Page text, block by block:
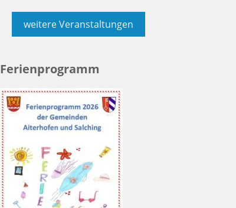
weitere Veranstaltungen
Ferienprogramm